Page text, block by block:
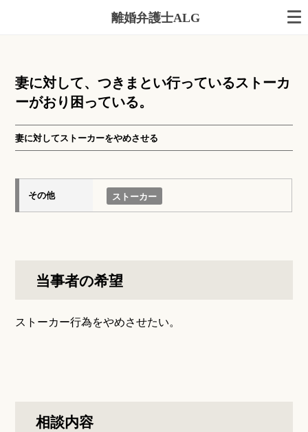
離婚弁護士ALG
妻に対して、つきまとい行っているストーカ
ーがおり困っている。
妻に対してストーカーをやめさせる
その他 ストーカー
当事者の希望
ストーカー行為をやめさせたい。
相談内容